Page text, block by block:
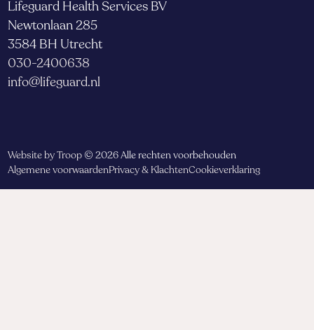
Lifeguard Health Services BV
Newtonlaan 285
3584 BH Utrecht
030-2400638
info@lifeguard.nl
Website by Troop © 2026 Alle rechten voorbehouden
Algemene voorwaardenPrivacy & KlachtenCookieverklaring